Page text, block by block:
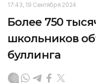
17:43, 19 Сентября 2024
Более 750
школьников
буллинга